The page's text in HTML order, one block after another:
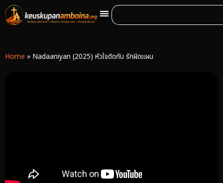
Home » Nadaaniyan (2025) หัวใจติดกับ รักผิดแผน